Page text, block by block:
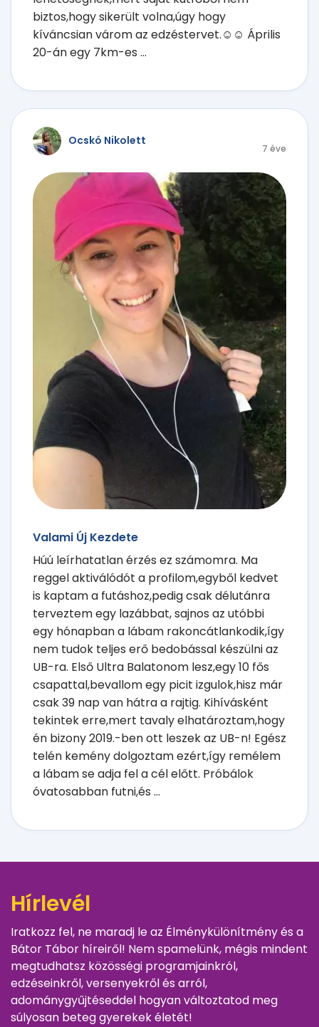
biztos,hogy sikerült volna,úgy hogy
kíváncsian várom az edzéstervet.☺️☺️ Április
20-án egy 7km-es ...
Ocskó Nikolett
7 éve
Valami Új Kezdete
Húú leírhatatlan érzés ez számomra. Ma
reggel aktiválódót a profilom,egyből kedvet
is kaptam a futáshoz,pedig csak délutánra
terveztem egy lazábbat, sajnos az utóbbi
egy hónapban a lábam rakoncátlankodik,így
nem tudok teljes erő bedobással készülni az
UB-ra. Első Ultra Balatonom lesz,egy 10 fős
csapattal,bevallom egy picit izgulok,hisz már
csak 39 nap van hátra a rajtig. Kihívásként
tekintek erre,mert tavaly elhatároztam,hogy
én bizony 2019.-ben ott leszek az UB-n! Egész
telén kemény dolgoztam ezért,így remélem
a lábam se adja fel a cél előtt. Próbálok
óvatosabban futni,és ...
Hírlevél
Iratkozz fel, ne maradj le az Élménykülönítmény és a
Bátor Tábor híreiről! Nem spamelünk, mégis mindent
megtudhatsz közösségi programjainkról,
edzéseinkről, versenyekről és arról,
adománygyűjtéseddel hogyan változtatod meg
súlyosan beteg gyerekek életét!